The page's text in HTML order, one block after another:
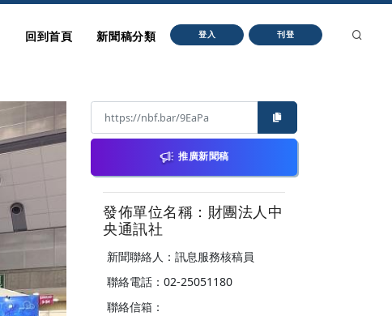
回到首頁 新聞稿分類 登入 刊登
推廣新聞稿
發佈單位名稱：財團法人中
央通訊社
新聞聯絡人：訊息服務核稿員
聯絡電話：02-25051180
聯絡信箱：